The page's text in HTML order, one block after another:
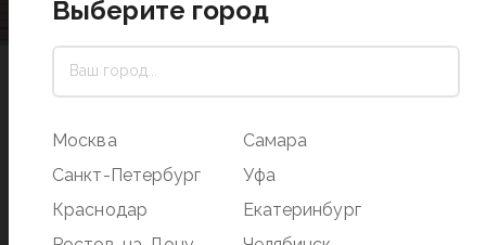
230 ₽
Журнал регистрации
Журнал
Выберите город
Москва
Санкт-Петербург
Краснодар
Самара
Уфа
Екатеринбург